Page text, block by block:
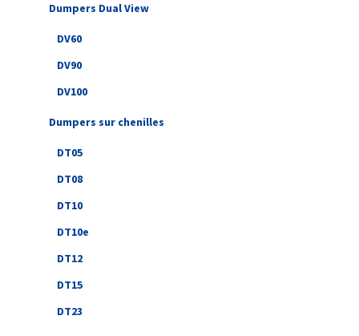
Dumpers Dual View
DV60
DV90
DV100
Dumpers sur chenilles
DT05
DT08
DT10
DT10e
DT12
DT15
DT23